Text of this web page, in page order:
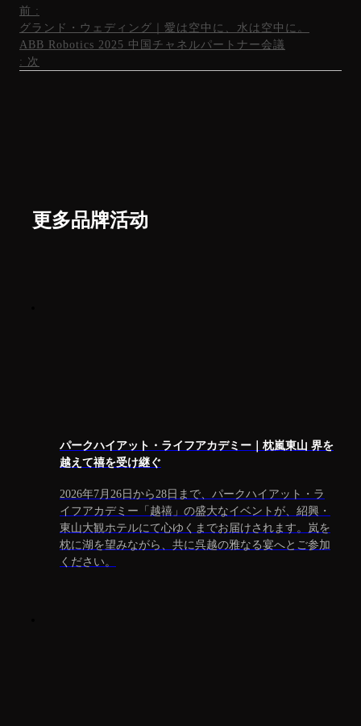
前 :
グランド・ウェディング｜愛は空中に、水は空中に。
ABB Robotics 2025 中国チャネルパートナー会議
: 次
更多品牌活动
パークハイアット・ライフアカデミー｜枕嵐東山 界を
越えて禧を受け継ぐ
2026年7月26日から28日まで、パークハイアット・ラ
イフアカデミー「越禧」の盛大なイベントが、紹興・
東山大観ホテルにて心ゆくまでお届けされます。岚を
枕に湖を望みながら、共に呉越の雅なる宴へとご参加
ください。